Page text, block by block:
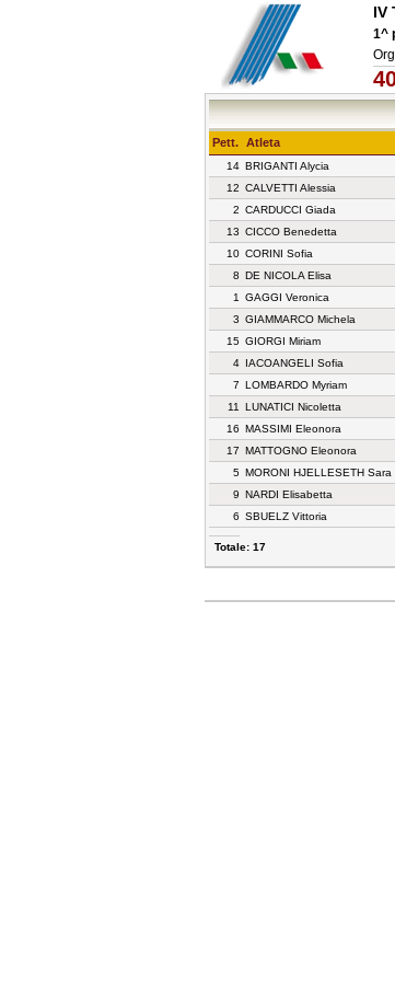
IV
1^
Pett. Atleta
14 BRIGANTI Alycia
12 CALVETTI Alessia
2 CARDUCCI Giada
13 CICCO Benedetta
10 CORINI Sofia
8 DE NICOLA Elisa
1
GAGGI Veronica
3 GIAMMARCO Michela
15 GIORGI Miriam
4 IACOANGELI Sofia
7 LOMBARDO Myriam
11
LUNATICI Nicoletta
16 MASSIMI Eleonora
17 MATTOGNO Eleonora
5 MORONI HJELLESETH Sara
9 NARDI Elisabetta
6 SBUELZ Vittoria
Totale: 17